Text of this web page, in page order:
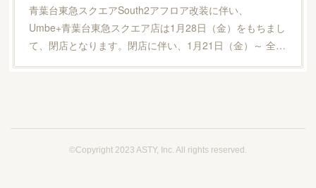
青葉台東急スクエアSouth2アフロア改装に伴い、
Umbe+青葉台東急スクエア店は1月28日（金）をもちまし
て、閉店となります。閉店に伴い、1月21日（金）～ 全…
©Copyright 2023 ASTY, Inc. All rights reserved.